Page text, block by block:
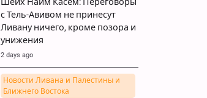
с Тель-Авивом не принесут
Ливану ничего, кроме позора и
унижения
2 days ago
Новости Ливана и Палестины и
Ближнего Востока